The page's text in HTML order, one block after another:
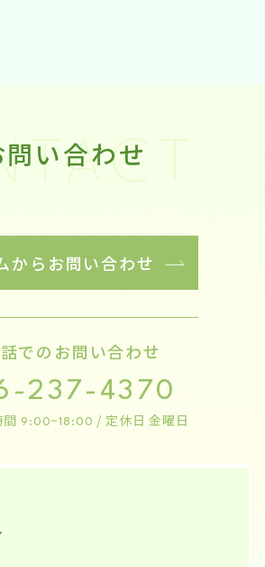
問い合わせ
からお問い合わせ
でのお問い合わせ
237-4370
間 9:00~18:00 / 定休日 金曜日